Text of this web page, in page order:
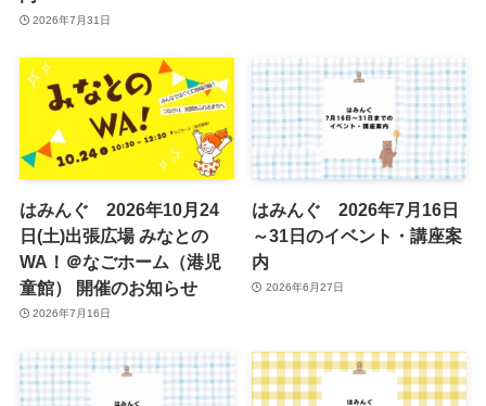
2026年7月31日
はみんぐ 2026年10月24
日(土)出張広場 みなとの
WA！＠なごホーム（港児
童館） 開催のお知らせ
2026年7月16日
はみんぐ 2026年7月16日
～31日のイベント・講座案
内
2026年6月27日